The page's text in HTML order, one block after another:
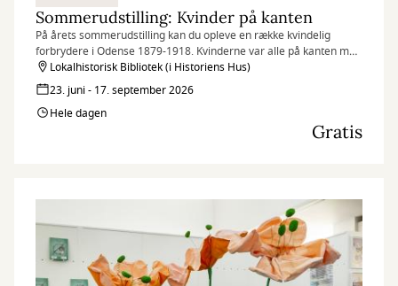
Sommerudstilling: Kvinder på kanten
På årets sommerudstilling kan du opleve en række kvindelig
forbrydere i Odense 1879-1918. Kvinderne var alle på kanten med
loven og datidens kvinderoller.
Lokalhistorisk Bibliotek (i Historiens Hus)
23. juni - 17. september 2026
Hele dagen
Gratis